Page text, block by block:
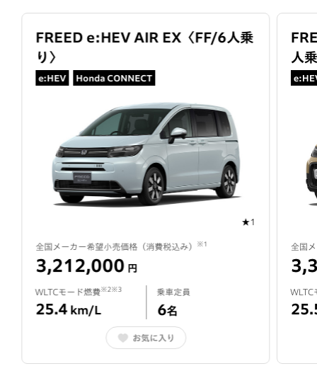
FREED e:HEV AIR EX〈 FF/6人乗
り 〉
e:HEV Honda CONNECT
★1
全国メーカー希望小売価格（消費税込み） ※1
3,212,000 円
WLTCモード燃費※2※3
25.4 km/L
乗車定員
6名
お気に入り
人
全国
WLTC